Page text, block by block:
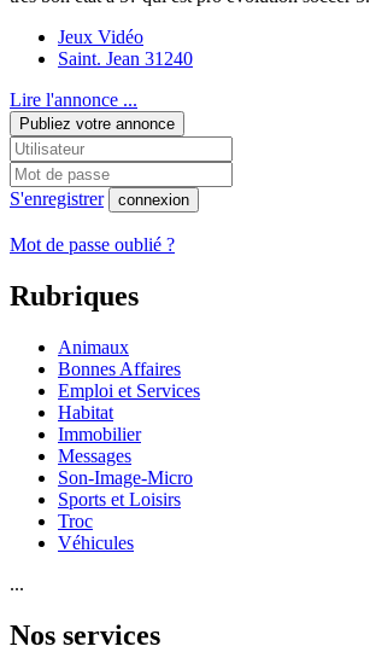
Jeux Vidéo
Saint. Jean 31240
Lire l'annonce ...
Publiez votre annonce
S'enregistrer connexion
Mot de passe oublié ?
Rubriques
Animaux
Bonnes Affaires
Emploi et Services
Habitat
Immobilier
Messages
Son-Image-Micro
Sports et Loisirs
Troc
Véhicules
...
Nos services